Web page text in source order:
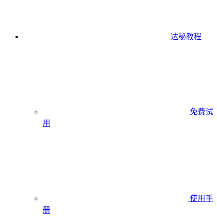
达秘教程
免费试
用
使用手
册